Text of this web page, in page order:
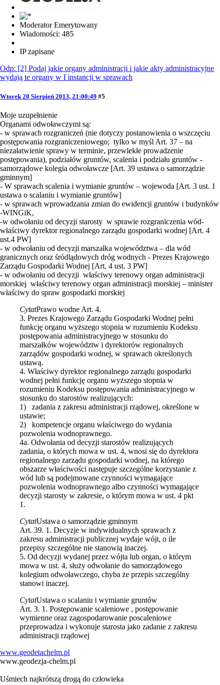
Moderator Emerytowany
Wiadomości: 485
IP zapisane
Odp: [2] Podaj jakie organy administracji i jakie akty administracyjne
wydają te organy w I instancji w sprawach
Wtorek 20 Sierpień 2013, 21:00:49 #5
Moje uzupełnienie
Organami odwoławczymi są:
- w sprawach rozgraniczeń (nie dotyczy postanowienia o wszczęciu
postępowania rozgraniczeniowego; tylko w myśl Art. 37 – na
niezałatwienie sprawy w terminie, przewlekłe prowadzenie
postępowania), podziałów gruntów, scalenia i podziału gruntów -
samorządowe kolegia odwoławcze [Art. 39 ustawa o samorządzie
gminnym]
- W sprawach scalenia i wymianie gruntów – wojewoda [Art. 3 ust. 1
ustawa o scalaniu i wymianie gruntów]
- w sprawach wprowadzania zmian do ewidencji gruntów i budynków
-WINGiK,
-w odwołaniu od decyzji starosty w sprawie rozgraniczenia wód-
właściwy dyrektor regionalnego zarządu gospodarki wodnej [Art. 4
ust.4 PW]
- w odwołaniu od decyzji marszałka województwa – dla wód
granicznych oraz śródlądowych dróg wodnych - Prezes Krajowego
Zarządu Gospodarki Wodnej [Art. 4 ust. 3 PW]
- w odwołaniu od decyzji właściwy terenowy organ administracji
morskiej właściwy terenowy organ administracji morskiej – minister
właściwy do spraw gospodarki morskiej
CytatPrawo wodne Art. 4.
3. Prezes Krajowego Zarządu Gospodarki Wodnej pełni
funkcję organu wyższego stopnia w rozumieniu Kodeksu
postępowania administracyjnego w stosunku do
marszałków województw i dyrektorów regionalnych
zarządów gospodarki wodnej, w sprawach określonych
ustawą.
4. Właściwy dyrektor regionalnego zarządu gospodarki
wodnej pełni funkcję organu wyższego stopnia w
rozumieniu Kodeksu postępowania administracyjnego w
stosunku do starostów realizujących:
1) zadania z zakresu administracji rządowej, określone w
ustawie;
2) kompetencje organu właściwego do wydania
pozwolenia wodnoprawnego.
4a. Odwołania od decyzji starostów realizujących
zadania, o których mowa w ust. 4, wnosi się do dyrektora
regionalnego zarządu gospodarki wodnej, na którego
obszarze właściwości następuje szczególne korzystanie z
wód lub są podejmowane czynności wymagające
pozwolenia wodnoprawnego albo czynności wymagające
decyzji starosty w zakresie, o którym mowa w ust. 4 pkt
1.
CytatUstawa o samorządzie gminnym
Art. 39. 1. Decyzje w indywidualnych sprawach z
zakresu administracji publicznej wydaje wójt, o ile
przepisy szczególne nie stanowią inaczej.
5. Od decyzji wydanej przez wójta lub organ, o którym
mowa w ust. 4, służy odwołanie do samorządowego
kolegium odwoławczego, chyba że przepis szczególny
stanowi inaczej.
CytatUstawa o scalaniu i wymianie gruntów
Art. 3. 1. Postępowanie scaleniowe , postępowanie
wymienne oraz zagospodarowanie poscaleniowe
przeprowadza i wykonuje starosta jako zadanie z zakresu
administracji rządowej
www.geodetachelm.pl
www.geodezja-chelm.pl
Uśmiech najkrótszą drogą do człowieka